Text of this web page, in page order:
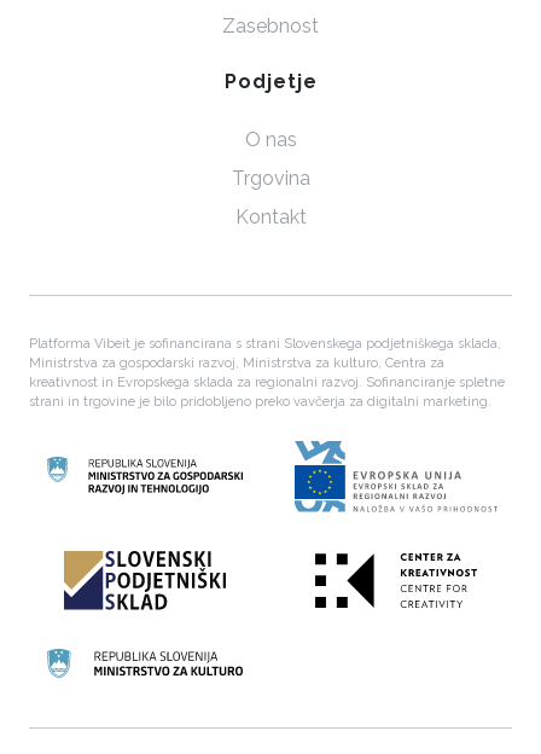
Zasebnost
Podjetje
O nas
Trgovina
Kontakt
Platforma Vibeit je sofinancirana s strani Slovenskega podjetniškega sklada,
Ministrstva za gospodarski razvoj, Ministrstva za kulturo, Centra za
kreativnost in Evropskega sklada za regionalni razvoj. Sofinanciranje spletne
strani in trgovine je bilo pridobljeno preko vavčerja za digitalni marketing.